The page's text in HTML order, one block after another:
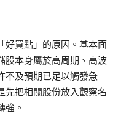
好買點」的原因。基本面
股本身屬於高周期、高波
不及預期已足以觸發急
先把相關股份放入觀察名
強。